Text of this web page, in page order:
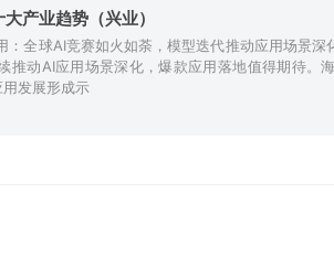
产业趋势（兴业）
：全球AI竞赛如火如荼，模型迭代推动应用场景
推动AI应用场景深化，爆款应用落地值得期待。
发展形成示